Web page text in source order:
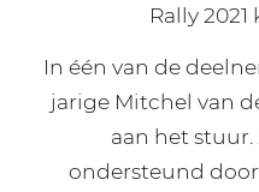
Rally
In één van de
jarige Mitchel van
aan het stuur.
ondersteund